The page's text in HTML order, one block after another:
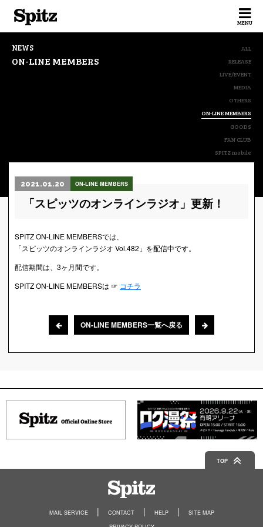
MENU
NEWS
ON-LINE MEMBERS
ALL
RELEASE
LIVE/EVENT
MEDIA
OTHERS
ON-LINE MEMBERS
GOODS
FAN CLUB
SPITZ mobile
2021.01.20 ON-LINE MEMBERS
「スピッツのオンラインラジオ」更新！
SPITZ ON-LINE MEMBERSでは、
「スピッツのオンラインラジオ Vol.482」を配信中です。
配信期間は、3ヶ月間です。
SPITZ ON-LINE MEMBERSは ☞ コチラ
ON-LINE MEMBERS一覧へ戻る
TOP
MAIL SERVICE CONTACT HELP
SITE MAP